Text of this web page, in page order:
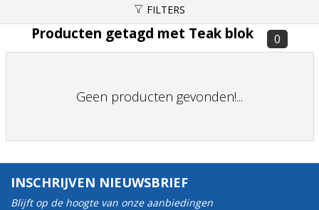
FILTERS
Producten getagd met Teak blok 0
Geen producten gevonden!...
INSCHRIJVEN NIEUWSBRIEF
Blijft op de hoogte van onze aanbiedingen